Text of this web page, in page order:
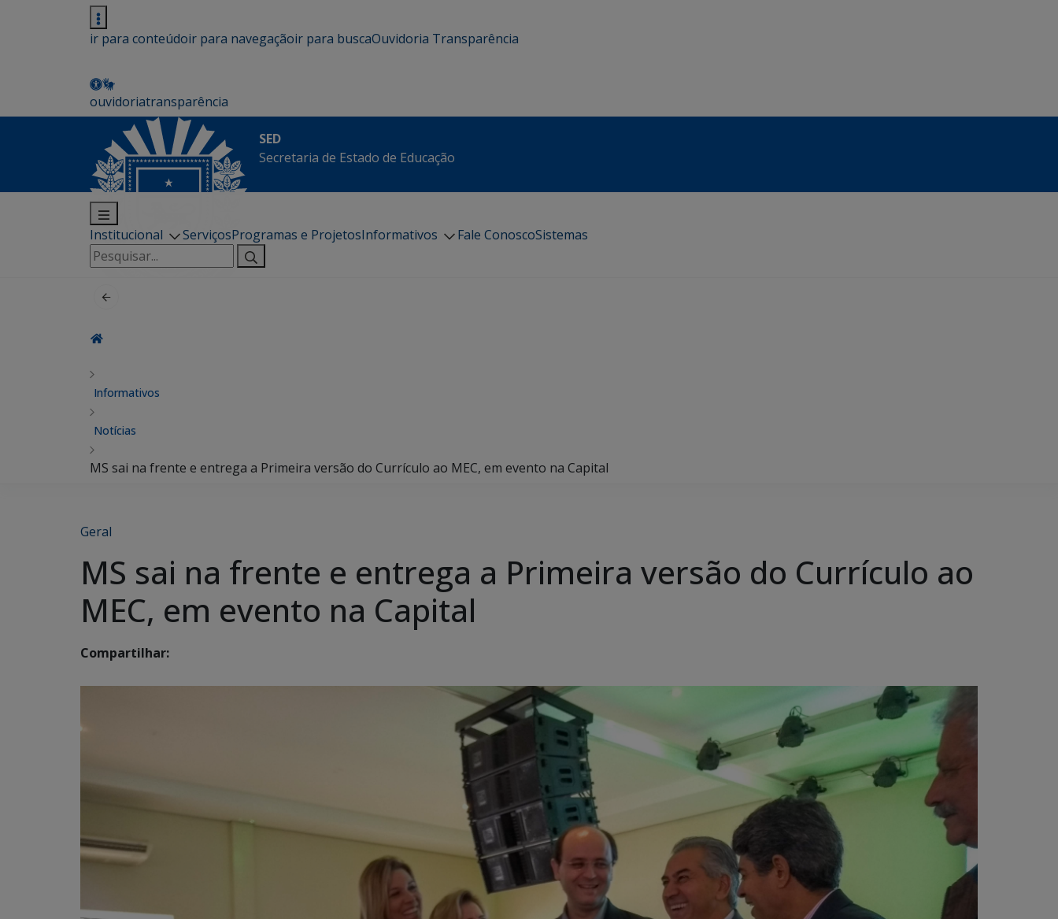
ir para conteúdoir para navegaçãoir para buscaOuvidoria Transparência
ouvidoriatransparência
SED
Secretaria de Estado de Educação
Institucional ServiçosProgramas e ProjetosInformativos Fale ConoscoSistemas
Pesquisar
por:
Informativos
Notícias
MS sai na frente e entrega a Primeira versão do Currículo ao MEC, em evento na Capital
Geral
MS sai na frente e entrega a Primeira versão do Currículo ao
MEC, em evento na Capital
Compartilhar: